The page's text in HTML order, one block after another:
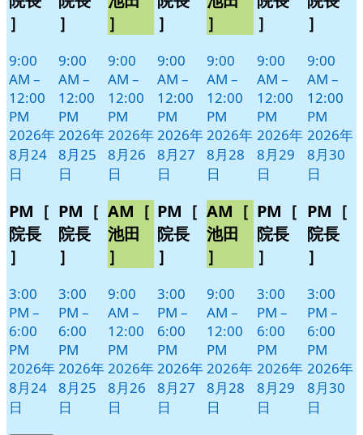
日
ト)
］
9:00
AM –
12:00
PM
2026年
8月24
日
PM［
院長
］
3:00
PM –
6:00
PM
2026年
8月24
日
日
ト)
］
9:00
AM –
12:00
PM
2026年
8月25
日
PM［
院長
］
3:00
PM –
6:00
PM
2026年
8月25
日
日
ト)
］
9:00
AM –
12:00
PM
2026年
8月26
日
AM［
池田
］
9:00
AM –
12:00
PM
2026年
8月26
日
日
ト)
］
9:00
AM –
12:00
PM
2026年
8月27
日
PM［
院長
］
3:00
PM –
6:00
PM
2026年
8月27
日
日
ト)
］
9:00
AM –
12:00
PM
2026年
8月28
日
AM［
池田
］
9:00
AM –
12:00
PM
2026年
8月28
日
日
ト)
］
9:00
AM –
12:00
PM
2026年
8月29
日
PM［
院長
］
3:00
PM –
6:00
PM
2026年
8月29
日
日
］
9:00
AM –
12:00
PM
2026年
8月30
日
PM［
院長
］
3:00
PM –
6:00
PM
2026年
8月30
日